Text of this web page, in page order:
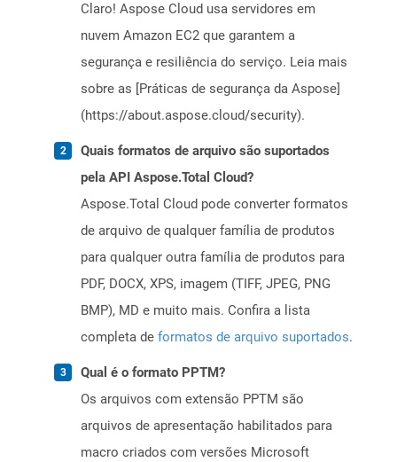
Claro! Aspose Cloud usa servidores em
nuvem Amazon EC2 que garantem a
segurança e resiliência do serviço. Leia mais
sobre as [Práticas de segurança da Aspose]
(https://about.aspose.cloud/security).
Quais formatos de arquivo são suportados
pela API Aspose.Total Cloud?
Aspose.Total Cloud pode converter formatos
de arquivo de qualquer família de produtos
para qualquer outra família de produtos para
PDF, DOCX, XPS, imagem (TIFF, JPEG, PNG
BMP), MD e muito mais. Confira a lista
completa de formatos de arquivo suportados.
Qual é o formato PPTM?
Os arquivos com extensão PPTM são
arquivos de apresentação habilitados para
macro criados com versões Microsoft